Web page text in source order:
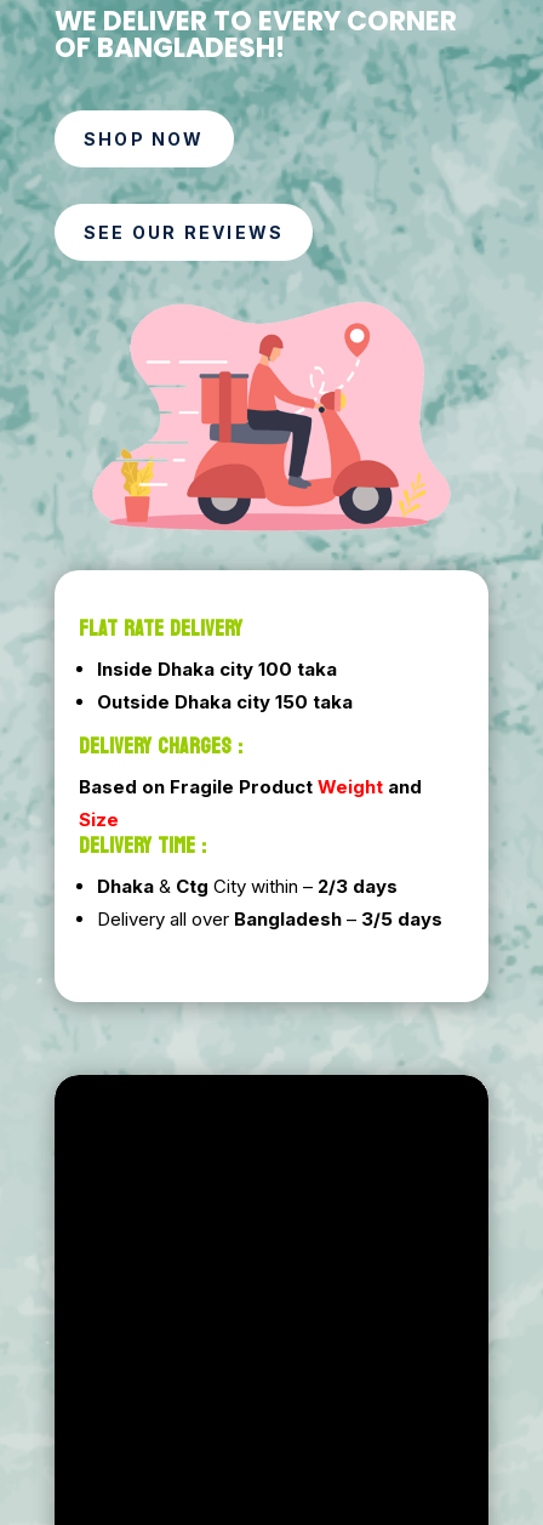
WE DELIVER TO EVERY CORNER
OF BANGLADESH!
SHOP NOW
SEE OUR REVIEWS
FLAT RATE DELIVERY
Inside Dhaka city 100 taka
Outside Dhaka city 150 taka
DELIVERY CHARGES :
Based on Fragile Product Weightand
Size
DELIVERY TIME :
Dhaka& Ctg City within – 2/3 days
Delivery all over Bangladesh– 3/5 days